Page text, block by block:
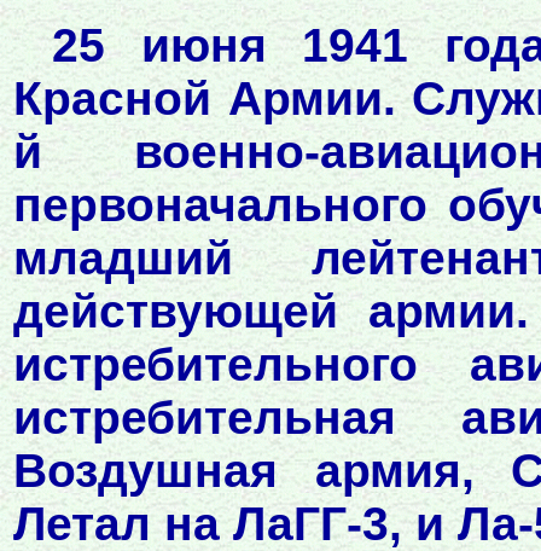
25 июня 1941
Красной Армии.
й военно-
первоначального
младший
действующей
истребительного
истребительная
Воздушная армия,
Летал на ЛаГГ-3, и